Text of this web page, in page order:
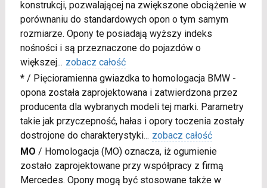
konstrukcji, pozwalającej na zwiększone obciążenie w
porównaniu do standardowych opon o tym samym
rozmiarze. Opony te posiadają wyższy indeks
nośności i są przeznaczone do pojazdów o
większej... zobacz całość
*/ Pięcioramienna gwiazdka to homologacja BMW -
opona została zaprojektowana i zatwierdzona przez
producenta dla wybranych modeli tej marki. Parametry
takie jak przyczepność, hałas i opory toczenia zostały
dostrojone do charakterystyki... zobacz całość
MO / Homologacja (MO) oznacza, iż ogumienie
zostało zaprojektowane przy współpracy z firmą
Mercedes. Opony mogą być stosowane także w